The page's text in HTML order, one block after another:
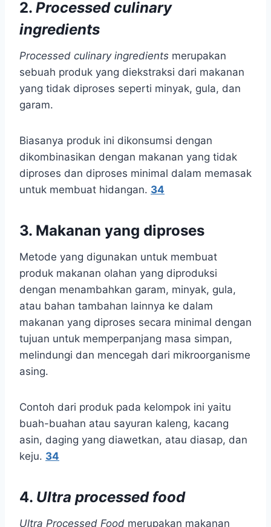
2. Processed culinary
ingredients
Processed culinary ingredients merupakan
sebuah produk yang diekstraksi dari makanan
yang tidak diproses seperti minyak, gula, dan
garam.
Biasanya produk ini dikonsumsi dengan
dikombinasikan dengan makanan yang tidak
diproses dan diproses minimal dalam memasak
untuk membuat hidangan. 34
3. Makanan yang diproses
Metode yang digunakan untuk membuat
produk makanan olahan yang diproduksi
dengan menambahkan garam, minyak, gula,
atau bahan tambahan lainnya ke dalam
makanan yang diproses secara minimal dengan
tujuan untuk memperpanjang masa simpan,
melindungi dan mencegah dari mikroorganisme
asing.
Contoh dari produk pada kelompok ini yaitu
buah-buahan atau sayuran kaleng, kacang
asin, daging yang diawetkan, atau diasap, dan
keju. 34
4. Ultra processed food
Ultra Processed Food merupakan makanan